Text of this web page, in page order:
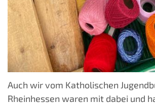
Auch wir vom Katholischen
Rheinhessen waren mit dabei und